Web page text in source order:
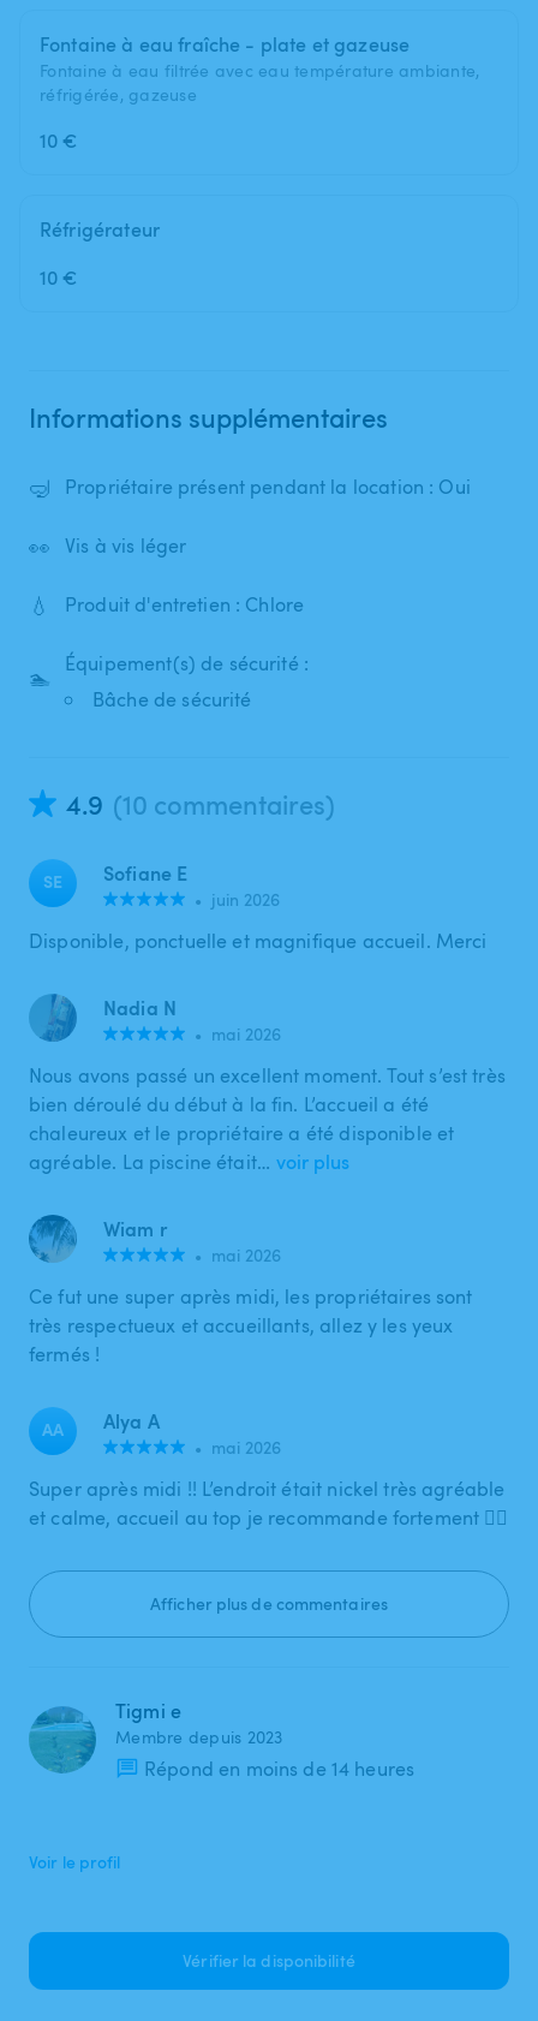
Fontaine à eau fraîche - plate et gazeuse
Fontaine à eau filtrée avec eau température ambiante,
réfrigérée, gazeuse
10 €
Réfrigérateur
10 €
Informations supplémentaires
🤿 Propriétaire présent pendant la location : Oui
👀 Vis à vis léger
💧 Produit d'entretien : Chlore
🏊
Équipement(s) de sécurité :
Bâche de sécurité
4.9 (10 commentaires)
SE Sofiane E
• juin 2026
Disponible, ponctuelle et magnifique accueil. Merci
Nadia N
• mai 2026
Nous avons passé un excellent moment. Tout s’est très
bien déroulé du début à la fin. L’accueil a été
chaleureux et le propriétaire a été disponible et
agréable. La piscine était… voir plus
Wiam r
• mai 2026
Ce fut une super après midi, les propriétaires sont
très respectueux et accueillants, allez y les yeux
fermés !
AA Alya A
• mai 2026
Super après midi !! L’endroit était nickel très agréable
et calme, accueil au top je recommande fortement 👌🏼
Afficher plus de commentaires
Tigmi e
Membre depuis 2023
Répond en moins de 14 heures
Voir le profil
Vérifier la disponibilité